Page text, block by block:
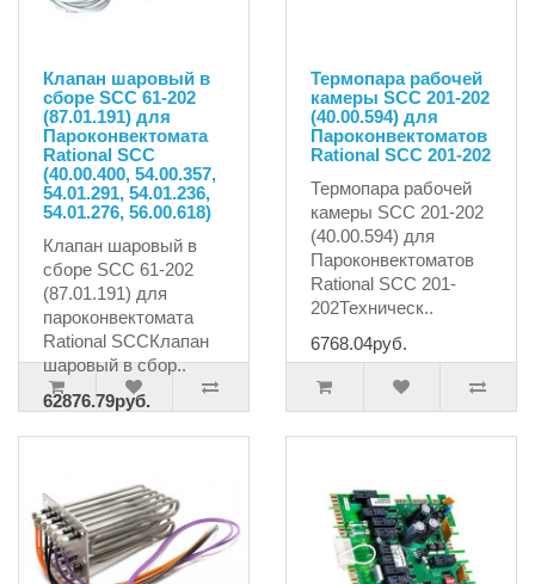
Клапан шаровый в
сборе SCC 61-202
(87.01.191) для
Пароконвектомата
Rational SCC
(40.00.400, 54.00.357,
54.01.291, 54.01.236,
54.01.276, 56.00.618)
Клапан шаровый в
сборе SCC 61-202
(87.01.191) для
пароконвектомата
Rational SCCКлапан
шаровый в сбор..
62876.79руб.
Термопара рабочей
камеры SCC 201-202
(40.00.594) для
Пароконвектоматов
Rational SCC 201-202
Термопара рабочей
камеры SCC 201-202
(40.00.594) для
Пароконвектоматов
Rational SCC 201-
202Техническ..
6768.04руб.